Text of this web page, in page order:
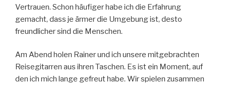
Vertrauen. Schon häufiger habe ich die Erfahrung
gemacht, dass je ärmer die Umgebung ist, desto
freundlicher sind die Menschen.
Am Abend holen Rainer und ich unsere mitgebrachten
Reisegitarren aus ihren Taschen. Es ist ein Moment, auf
den ich mich lange gefreut habe. Wir spielen zusammen